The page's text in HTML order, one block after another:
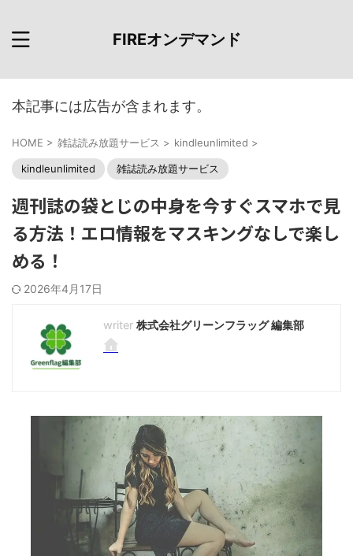
FIREオンデマンド
本記事には広告が含まれます。
HOME > 雑誌読み放題サービス > kindleunlimited >
kindleunlimited 雑誌読み放題サービス
週刊誌の袋とじの中身を今すぐスマホで見
る方法！エロ情報をマスキングなしで楽し
める！
2026年4月17日
株式会社グリーンフラッグ 編集部